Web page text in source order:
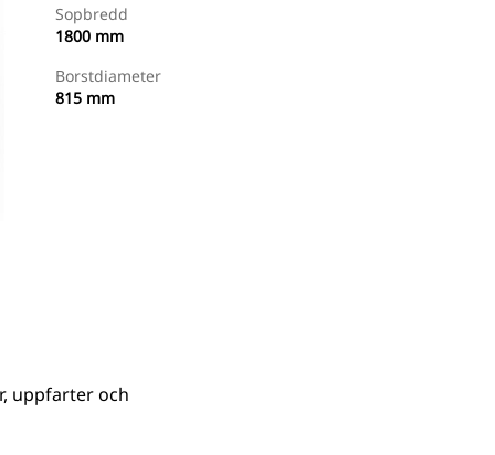
Sopbredd
1800 mm
Borstdiameter
815 mm
uppfarter och